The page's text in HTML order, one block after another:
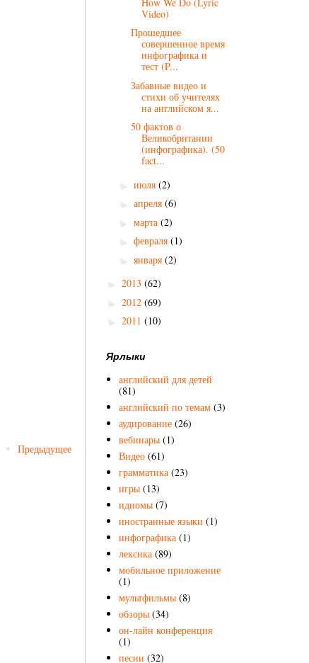
Предыдущее
Video)
Прошедшее
совершенное время
инфографика и
тест (P...
Забавные видео и
стихи об учителях
на английском я...
50 фактов о
Великобритании
(инфографика). (50
fact...
► июля (2)
► апреля (6)
► марта (2)
► февраля (1)
► января (2)
► 2013 (62)
► 2012 (69)
► 2011 (10)
Ярлыки
английский для детей
(81)
английский по темам (3)
аудирование (26)
вебинары (1)
Видео (61)
грамматика (23)
игры (13)
идиомы (7)
иностранные языки (1)
инфографика (1)
лексика (89)
мобильное приложение
(1)
мультфильмы (8)
обзоры (34)
он-лайн конференция
(1)
песни (32)